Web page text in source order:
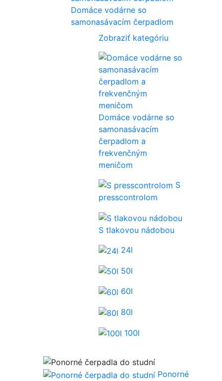
Domáce vodárne so
samonasávacím čerpadlom
Zobraziť kategóriu
Domáce vodárne so
samonasávacím
čerpadlom a
frekvenčným
meničom
S
presscontrolom
S tlakovou nádobou
24l
50l
60l
80l
100l
Ponorné